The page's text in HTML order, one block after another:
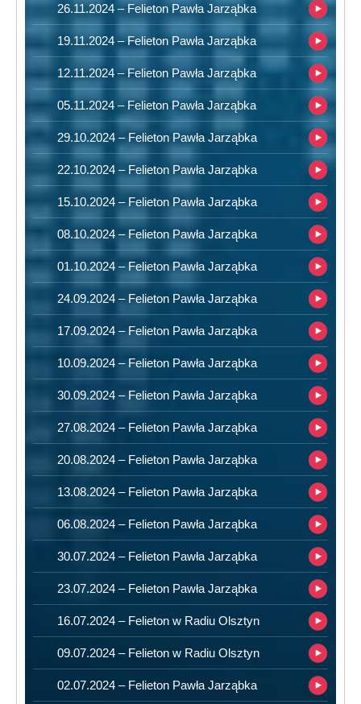
26.11.2024 – Felieton Pawła Jarząbka
19.11.2024 – Felieton Pawła Jarząbka
12.11.2024 – Felieton Pawła Jarząbka
05.11.2024 – Felieton Pawła Jarząbka
29.10.2024 – Felieton Pawła Jarząbka
22.10.2024 – Felieton Pawła Jarząbka
15.10.2024 – Felieton Pawła Jarząbka
08.10.2024 – Felieton Pawła Jarząbka
01.10.2024 – Felieton Pawła Jarząbka
24.09.2024 – Felieton Pawła Jarząbka
17.09.2024 – Felieton Pawła Jarząbka
10.09.2024 – Felieton Pawła Jarząbka
30.09.2024 – Felieton Pawła Jarząbka
27.08.2024 – Felieton Pawła Jarząbka
20.08.2024 – Felieton Pawła Jarząbka
13.08.2024 – Felieton Pawła Jarząbka
06.08.2024 – Felieton Pawła Jarząbka
30.07.2024 – Felieton Pawła Jarząbka
23.07.2024 – Felieton Pawła Jarząbka
16.07.2024 – Felieton w Radiu Olsztyn
09.07.2024 – Felieton w Radiu Olsztyn
02.07.2024 – Felieton Pawła Jarząbka